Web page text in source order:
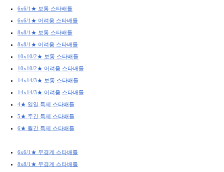
6x6/1★ 보통 스타배틀
6x6/1★ 어려움 스타배틀
8x8/1★ 보통 스타배틀
8x8/1★ 어려움 스타배틀
10x10/2★ 보통 스타배틀
10x10/2★ 어려움 스타배틀
14x14/3★ 보통 스타배틀
14x14/3★ 어려움 스타배틀
4★ 일일 특제 스타배틀
5★ 주간 특제 스타배틀
6★ 월간 특제 스타배틀
6x6/1★ 무경계 스타배틀
8x8/1★ 무경계 스타배틀